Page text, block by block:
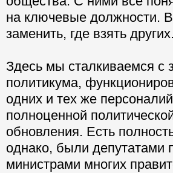
на ключевые должности.
заменить, где взять других.
Здесь мы сталкиваемся с
политикума,
одних и тех же
полноценной
обновления. Есть
однако, были депутатами
министрами многих